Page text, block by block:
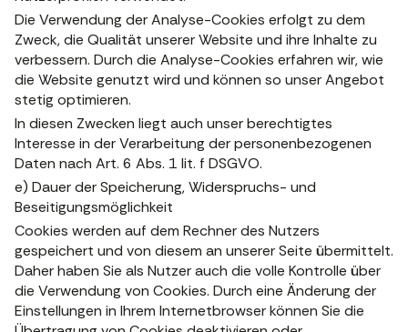
Die Verwendung der Analyse-Cookies erfolgt zu dem
Zweck, die Qualität unserer Website und ihre Inhalte zu
verbessern. Durch die Analyse-Cookies erfahren wir, wie
die Website genutzt wird und können so unser Angebot
stetig optimieren.
In diesen Zwecken liegt auch unser berechtigtes
Interesse in der Verarbeitung der personenbezogenen
Daten nach Art. 6 Abs. 1 lit. f DSGVO.
e) Dauer der Speicherung, Widerspruchs- und
Beseitigungsmöglichkeit
Cookies werden auf dem Rechner des Nutzers
gespeichert und von diesem an unserer Seite übermittelt.
Daher haben Sie als Nutzer auch die volle Kontrolle über
die Verwendung von Cookies. Durch eine Änderung der
Einstellungen in Ihrem Internetbrowser können Sie die